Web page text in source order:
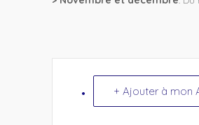
+ Ajouter à mon